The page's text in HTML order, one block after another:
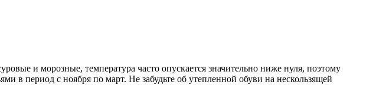
и морозные, температура часто опускается значительно ниже нуля, поэтому
в период с ноября по март. Не забудьте об утепленной обуви на нескользящей